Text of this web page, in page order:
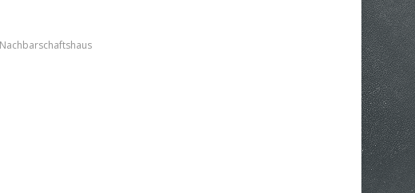
Nachbarschaftshaus